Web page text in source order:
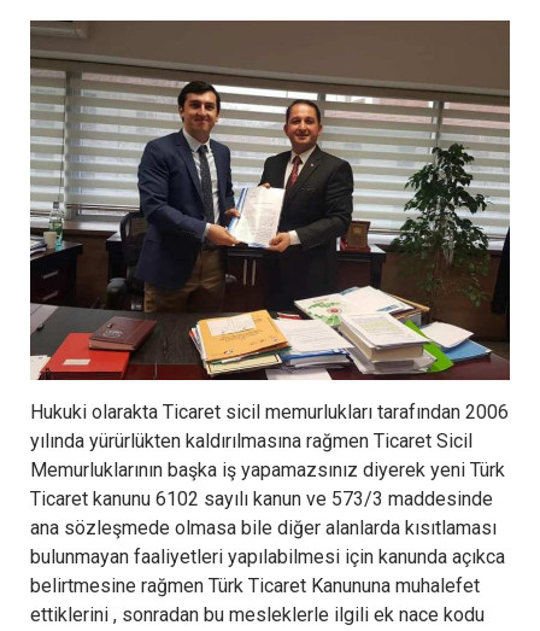
Hukuki olarakta Ticaret sicil memurlukları tarafından 2006
yılında yürürlükten kaldırılmasına rağmen Ticaret Sicil
Memurluklarının başka iş yapamazsınız diyerek yeni Türk
Ticaret kanunu 6102 sayılı kanun ve 573/3 maddesinde
ana sözleşmede olmasa bile diğer alanlarda kısıtlaması
bulunmayan faaliyetleri yapılabilmesi için kanunda açıkca
belirtmesine rağmen Türk Ticaret Kanununa muhalefet
ettiklerini , sonradan bu mesleklerle ilgili ek nace kodu